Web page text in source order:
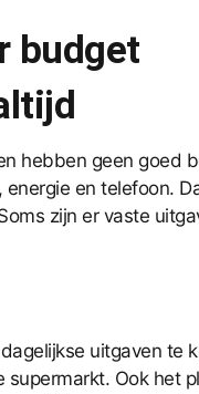
budget
hebben geen goed
en telefoon.
zijn er vaste
uitgaven te
Ook het